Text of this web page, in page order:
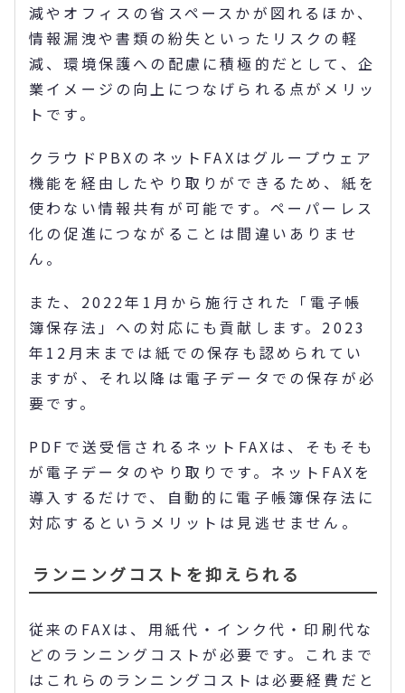
減やオフィスの省スペースかが図れるほか、
情報漏洩や書類の紛失といったリスクの軽
減、環境保護への配慮に積極的だとして、企
業イメージの向上につなげられる点がメリッ
トです。
クラウドPBXのネットFAXはグループウェア
機能を経由したやり取りができるため、紙を
使わない情報共有が可能です。ペーパーレス
化の促進につながることは間違いありませ
ん。
また、2022年1月から施行された「電子帳
簿保存法」への対応にも貢献します。2023
年12月末までは紙での保存も認められてい
ますが、それ以降は電子データでの保存が必
要です。
PDFで送受信されるネットFAXは、そもそも
が電子データのやり取りです。ネットFAXを
導入するだけで、自動的に電子帳簿保存法に
対応するというメリットは見逃せません。
ランニングコストを抑えられる
従来のFAXは、用紙代・インク代・印刷代な
どのランニングコストが必要です。これまで
はこれらのランニングコストは必要経費だと